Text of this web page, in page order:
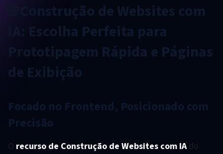
🌐 Construção de Websites com
IA: Escolha Perfeita para
Prototipagem Rápida e Páginas
de Exibição
Focado no Frontend, Posicionado com
Precisão
O recurso de Construção de Websites com IAdo